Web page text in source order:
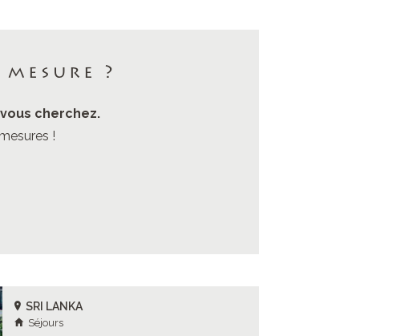
?
cherchez.
!
SRI LANKA
Séjours